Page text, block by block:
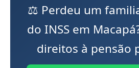
⚖️ Perdeu um
do INSS em
direitos à pensão